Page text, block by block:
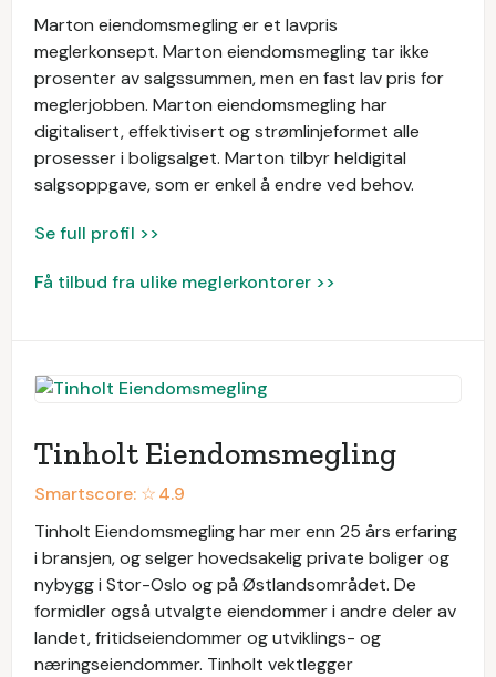
Marton eiendomsmegling er et lavpris
meglerkonsept. Marton eiendomsmegling tar ikke
prosenter av salgssummen, men en fast lav pris for
meglerjobben. Marton eiendomsmegling har
digitalisert, effektivisert og strømlinjeformet alle
prosesser i boligsalget. Marton tilbyr heldigital
salgsoppgave, som er enkel å endre ved behov.
Se full profil >>
Få tilbud fra ulike meglerkontorer >>
Tinholt Eiendomsmegling
Smartscore: ☆4.9
Tinholt Eiendomsmegling har mer enn 25 års erfaring
i bransjen, og selger hovedsakelig private boliger og
nybygg i Stor-Oslo og på Østlandsområdet. De
formidler også utvalgte eiendommer i andre deler av
landet, fritidseiendommer og utviklings- og
næringseiendommer. Tinholt vektlegger